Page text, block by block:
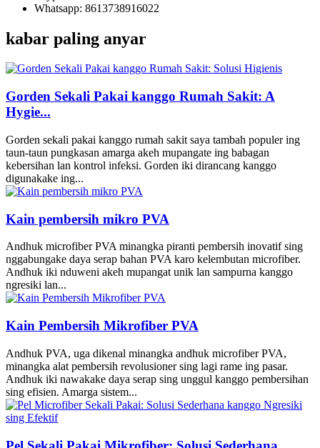
Whatsapp: 8613738916022
kabar paling anyar
Gorden Sekali Pakai kanggo Rumah Sakit: A
Hygie...
Gorden sekali pakai kanggo rumah sakit saya tambah populer ing
taun-taun pungkasan amarga akeh mupangate ing babagan
kebersihan lan kontrol infeksi. Gorden iki dirancang kanggo
digunakake ing...
Kain pembersih mikro PVA
Andhuk microfiber PVA minangka piranti pembersih inovatif sing
nggabungake daya serap bahan PVA karo kelembutan microfiber.
Andhuk iki nduweni akeh mupangat unik lan sampurna kanggo
ngresiki lan...
Kain Pembersih Mikrofiber PVA
Andhuk PVA, uga dikenal minangka andhuk microfiber PVA,
minangka alat pembersih revolusioner sing lagi rame ing pasar.
Andhuk iki nawakake daya serap sing unggul kanggo pembersihan
sing efisien. Amarga sistem...